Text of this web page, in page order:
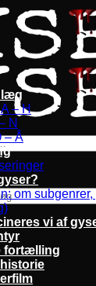
– H
– N
– Å
om
vi af
fortælling